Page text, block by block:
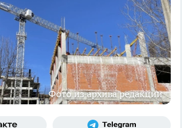
Фото из архива редакции